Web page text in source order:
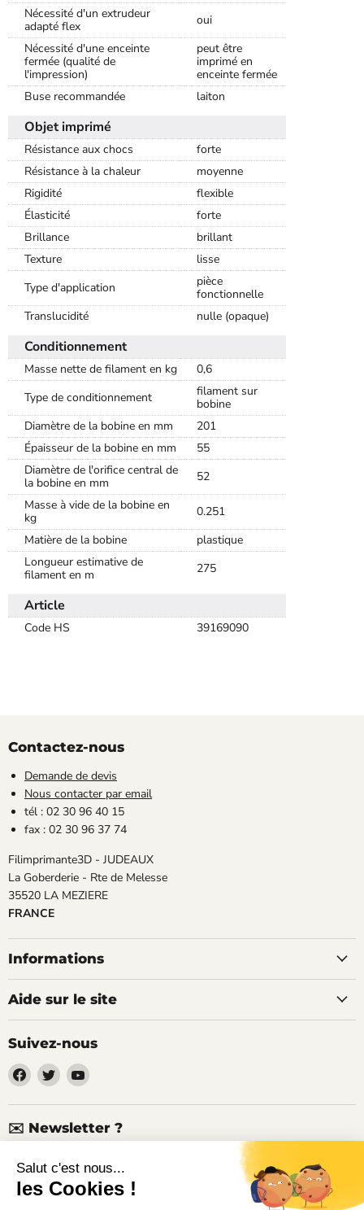
Nécessité d'un extrudeur
adapté flex
oui
Nécessité d'une enceinte
fermée (qualité de
l'impression)
peut être
imprimé en
enceinte fermée
Buse recommandée
laiton
Objet imprimé
Résistance aux chocs
forte
Résistance à la chaleur
moyenne
Rigidité
flexible
Élasticité
forte
Brillance
brillant
Texture
lisse
Type d'application
pièce
fonctionnelle
Translucidité
nulle (opaque)
Conditionnement
Masse nette de filament en kg
0,6
Type de conditionnement
filament sur
bobine
Diamètre de la bobine en mm
201
Épaisseur de la bobine en mm
55
Diamètre de l'orifice central de
la bobine en mm
52
Masse à vide de la bobine en
kg
0.251
Matière de la bobine
plastique
Longueur estimative de
filament en m
275
Article
Code HS 39169090
Contactez-nous
Demande de devis
Nous contacter par email
tél : 02 30 96 40 15
fax : 02 30 96 37 74
Filimprimante3D - JUDEAUX
La Goberderie - Rte de Melesse
35520 LA MEZIERE
FRANCE
Informations
Aide sur le site
Suivez-nous
Trouvez-
nous
sur
Facebook
Trouvez-
nous
sur
Twitter
Trouvez-
sur
YouTube
✉️ Newsletter ?
Nouveaux produits, articles techniques, promotions, codes de
réduction...